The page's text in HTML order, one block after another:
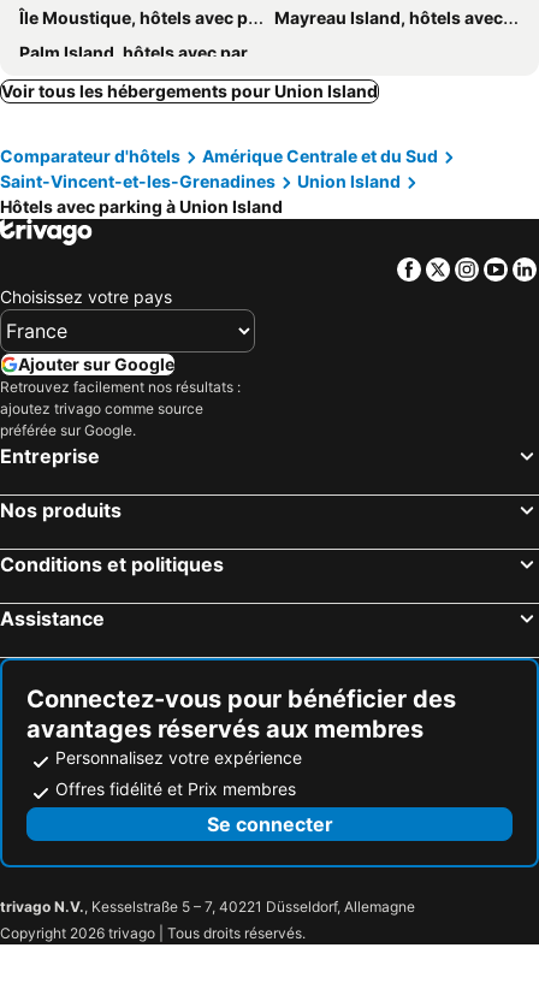
Île Moustique, hôtels avec parking
Mayreau Island, hôtels avec parking
Palm Island, hôtels avec parking
Voir tous les hébergements pour Union Island
Comparateur d'hôtels
Amérique Centrale et du Sud
Saint-Vincent-et-les-Grenadines
Union Island
Hôtels avec parking à Union Island
Facebook
Twitter
Choisissez votre pays
Ajouter sur Google
Retrouvez facilement nos résultats :
ajoutez trivago comme source
préférée sur Google.
Entreprise
Nos produits
Conditions et politiques
Assistance
Connectez-vous pour bénéficier des
avantages réservés aux membres
Personnalisez votre expérience
Offres fidélité et Prix membres
Se connecter
trivago N.V., Kesselstraße 5 – 7, 40221 Düsseldorf, Allemagne
Copyright 2026 trivago | Tous droits réservés.